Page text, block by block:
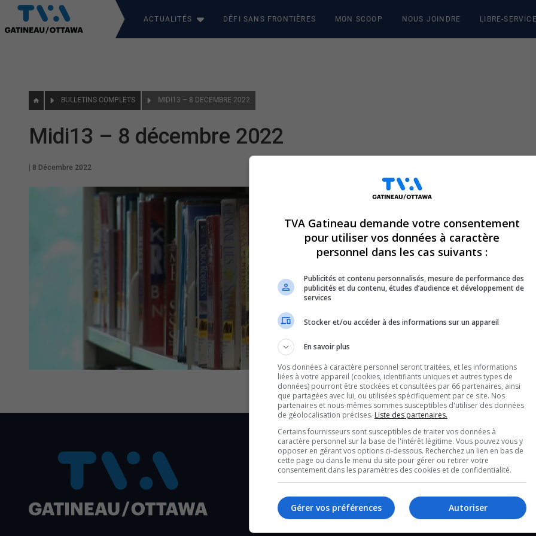
ACTUALITÉS DÉFI SANS FRONTIÈRES MON SCOOP NOUS JOINDRE LIBRE-
BULLETINS COMPLETS MIDI13 – 8 DÉCEMBRE 2022
Midi13 – 8 décembre 2022
8 Décembre 2022
TVA
TVA Gatineau demande votre consentement
pour utiliser vos données à caractère
personnel dans les cas suivants :
Publicités et contenu personnalisés, mesure de performance des
publicités et du contenu, études d’audience et développement de
services
Stocker et/ou accéder à des informations sur un appareil
En savoir plus
Vos données à caractère personnel seront traitées, et les informations
liées à votre appareil (cookies, identifiants uniques et autres types de
données) pourront être stockées et consultées par 66 partenaires, ainsi
que partagées avec lui, ou utilisées spécifiquement par ce site. Nos
partenaires et nous-mêmes sommes susceptibles d'utiliser des données
de géolocalisation précises. Liste des partenaires.
Certains fournisseurs sont susceptibles de traiter vos données à
caractère personnel sur la base de l'intérêt légitime. Vous pouvez vous y
opposer en gérant vos options ci-dessous. Recherchez un lien en bas de
cette page ou dans le menu du site pour gérer ou retirer votre
consentement dans les paramètres des cookies et de confidentialité.
Autoriser
Gérer vos préférences